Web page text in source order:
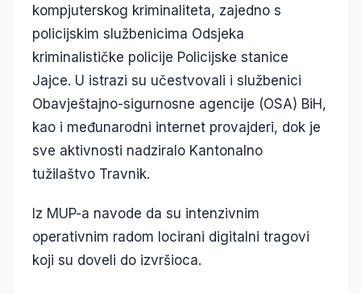
kompjuterskog kriminaliteta, zajedno s
policijskim službenicima Odsjeka
kriminalističke policije Policijske stanice
Jajce. U istrazi su učestvovali i službenici
Obavještajno-sigurnosne agencije (OSA) BiH,
kao i međunarodni internet provajderi, dok je
sve aktivnosti nadziralo Kantonalno
tužilaštvo Travnik.
Iz MUP-a navode da su intenzivnim
operativnim radom locirani digitalni tragovi
koji su doveli do izvršioca.